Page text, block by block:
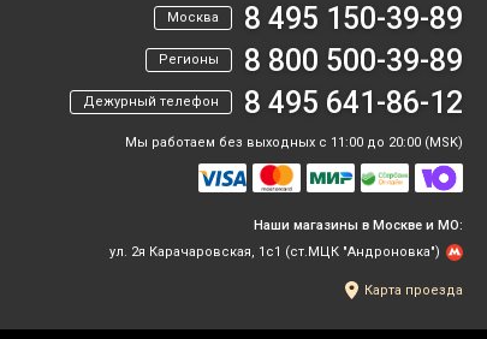
Москва 8 495 150-39-89
Регионы 8 800 500-39-89
Дежурный телефон 8 495 641-86-12
Мы работаем без выходных с 11:00 до 20:00 (MSK)
Наши магазины в Москве и МО:
ул. 2я Карачаровская, 1с1 (ст.МЦК "Андроновка")
Карта проезда